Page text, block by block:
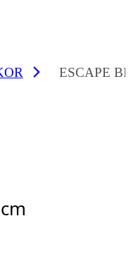
ESCAPE